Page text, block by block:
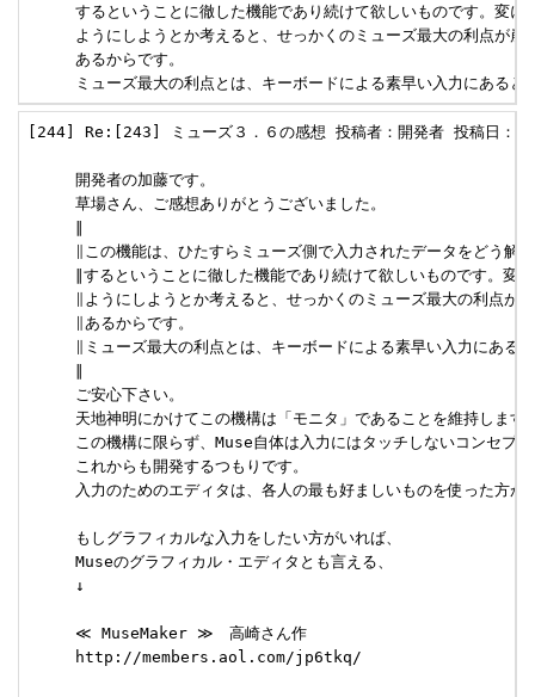
するということに徹した機能であり続けて欲しいものです。変に
ようにしようとか考えると、せっかくのミューズ最大の利点が崩
     あるからです。
ミューズ最大の利点とは、キーボードによる素早い入力にあると
[244] Re:[243] ミューズ３．６の感想 投稿者：開発者 投稿
     開発者の加藤です。
     草場さん、ご感想ありがとうございました。
∥この機能は、ひたすらミューズ側で入力されたデータをどう解
∥するということに徹した機能であり続けて欲しいものです。変
∥ようにしようとか考えると、せっかくのミューズ最大の利点が
     ∥あるからです。
∥ミューズ最大の利点とは、キーボードによる素早い入力にある
     ご安心下さい。
天地神明にかけてこの機構は「モニタ」であることを維持します
この機構に限らず、Muse自体は入力にはタッチしないコンセプト
     これからも開発するつもりです。
入力のためのエディタは、各人の最も好ましいものを使った方が
     もしグラフィカルな入力をしたい方がいれば、
     Museのグラフィカル・エディタとも言える、
     ↓
     ≪ MuseMaker ≫　高崎さん作
     http://members.aol.com/jp6tkq/